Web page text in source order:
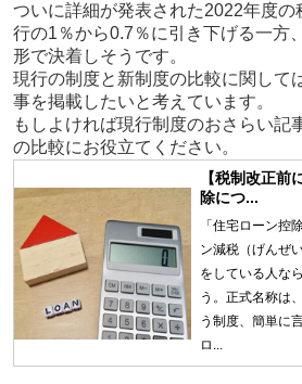
ついに詳細が発表された2022年度の
行の1％から0.7％に引き下げる一方
形で決着しそうです。
現行の制度と新制度の比較に関して
事を掲載したいと考えています。
もしよければ現行制度のおさらい記
の比較にお役立てください。
【税制改正前
除につ...
「住宅ローン控
ン減税（げんぜ
をしている人な
う。正式名称は
う制度、簡単に
ロ...